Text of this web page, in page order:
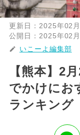
更新日： 2025年02
公開日： 2025年02
いこーよ編集部
【熊本】2
でかけにお
ランキング